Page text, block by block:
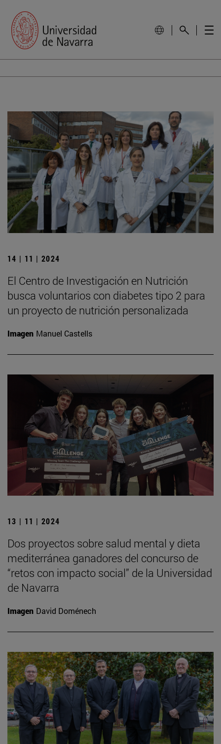
14 | 11 | 2024
El Centro de Investigación en Nutrición
busca voluntarios con diabetes tipo 2 para
un proyecto de nutrición personalizada
Imagen Manuel Castells
13 | 11 | 2024
Dos proyectos sobre salud mental y dieta
mediterránea ganadores del concurso de
“retos con impacto social” de la Universidad
de Navarra
Imagen David Doménech